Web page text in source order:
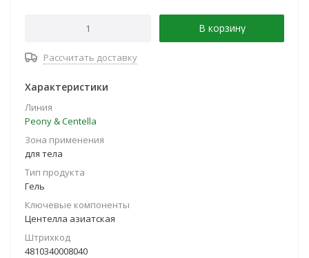
В корзину
Рассчитать доставку
Характеристики
Линия
Peony & Centella
Зона применения
для тела
Тип продукта
Гель
Ключевые компоненты
Центелла азиатская
Штрихкод
4810340008040